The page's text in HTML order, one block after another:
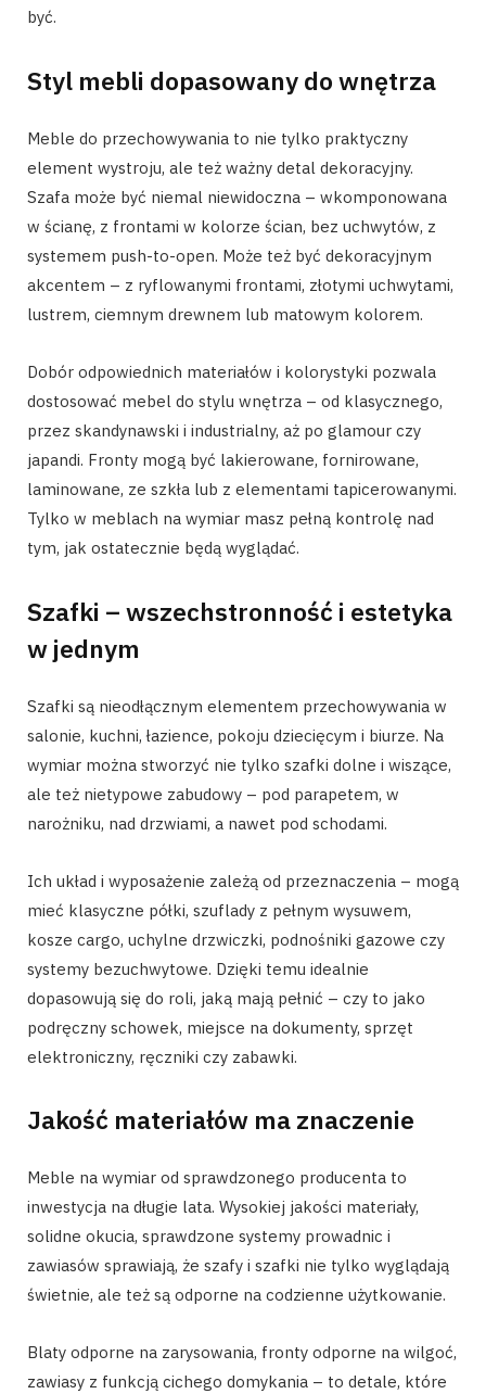
być.
Styl mebli dopasowany do wnętrza
Meble do przechowywania to nie tylko praktyczny
element wystroju, ale też ważny detal dekoracyjny.
Szafa może być niemal niewidoczna – wkomponowana
w ścianę, z frontami w kolorze ścian, bez uchwytów, z
systemem push-to-open. Może też być dekoracyjnym
akcentem – z ryflowanymi frontami, złotymi uchwytami,
lustrem, ciemnym drewnem lub matowym kolorem.
Dobór odpowiednich materiałów i kolorystyki pozwala
dostosować mebel do stylu wnętrza – od klasycznego,
przez skandynawski i industrialny, aż po glamour czy
japandi. Fronty mogą być lakierowane, fornirowane,
laminowane, ze szkła lub z elementami tapicerowanymi.
Tylko w meblach na wymiar masz pełną kontrolę nad
tym, jak ostatecznie będą wyglądać.
Szafki – wszechstronność i estetyka
w jednym
Szafki są nieodłącznym elementem przechowywania w
salonie, kuchni, łazience, pokoju dziecięcym i biurze. Na
wymiar można stworzyć nie tylko szafki dolne i wiszące,
ale też nietypowe zabudowy – pod parapetem, w
narożniku, nad drzwiami, a nawet pod schodami.
Ich układ i wyposażenie zależą od przeznaczenia – mogą
mieć klasyczne półki, szuflady z pełnym wysuwem,
kosze cargo, uchylne drzwiczki, podnośniki gazowe czy
systemy bezuchwytowe. Dzięki temu idealnie
dopasowują się do roli, jaką mają pełnić – czy to jako
podręczny schowek, miejsce na dokumenty, sprzęt
elektroniczny, ręczniki czy zabawki.
Jakość materiałów ma znaczenie
Meble na wymiar od sprawdzonego producenta to
inwestycja na długie lata. Wysokiej jakości materiały,
solidne okucia, sprawdzone systemy prowadnic i
zawiasów sprawiają, że szafy i szafki nie tylko wyglądają
świetnie, ale też są odporne na codzienne użytkowanie.
Blaty odporne na zarysowania, fronty odporne na wilgoć,
zawiasy z funkcją cichego domykania – to detale, które